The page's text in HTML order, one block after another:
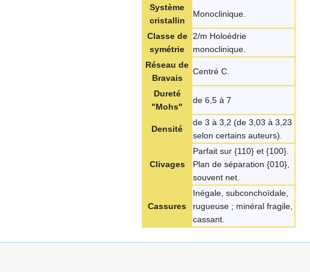
Système
cristallin
Monoclinique.
Classe de
symétrie
2/m Holoédrie
monoclinique.
Réseau de
Bravais
Centré C.
Dureté
"Mohs"
de 6,5 à 7
Densité
de 3 à 3,2 (de 3,03 à 3,23
selon certains auteurs).
Clivages
Parfait sur {110} et {100}.
Plan de séparation {010},
souvent net.
Cassures
Inégale, subconchoïdale,
rugueuse ; minéral fragile,
cassant.